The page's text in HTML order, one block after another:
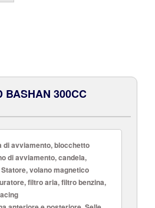
BASHAN 300CC
di avviamento, blocchetto
di avviamento, candela,
volano magnetico
filtro aria, filtro benzina,